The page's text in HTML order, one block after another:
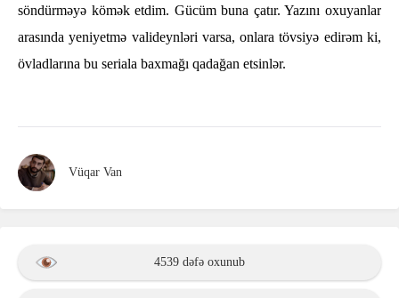
söndürməyə kömək etdim. Gücüm buna çatır. Yazını oxuyanlar
arasında yeniyetmə valideynləri varsa, onlara tövsiyə edirəm ki,
övladlarına bu seriala baxmağı qadağan etsinlər.
Vüqar Van
4539 dəfə oxunub